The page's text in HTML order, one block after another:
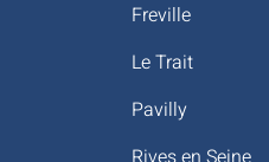
Freville
Le Trait
Pavilly